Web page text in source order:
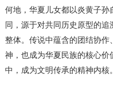
何地，华夏儿女都以炎黄子孙
同，源于对共同历史原型的
整体。传说中蕴含的团结协
神，也成为华夏民族的核心价
中，成为文明传承的精神内核。